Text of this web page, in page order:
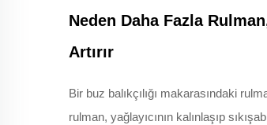
Neden Daha Fazla
Artırır
Bir buz balıkçılığı makarasındaki
rulman, yağlayıcının kalınlaşıp